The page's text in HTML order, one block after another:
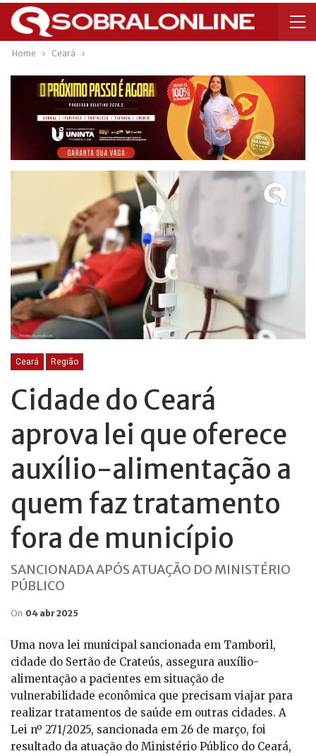
Home Ceará
Ceará Região
Cidade do Ceará
aprova lei que oferece
auxílio-alimentação a
quem faz tratamento
fora de município
SANCIONADA APÓS ATUAÇÃO DO MINISTÉRIO
PÚBLICO
On 04 abr 2025
Uma nova lei municipal sancionada em Tamboril,
cidade do Sertão de Crateús, assegura auxílio-
alimentação a pacientes em situação de
vulnerabilidade econômica que precisam viajar para
realizar tratamentos de saúde em outras cidades. A
Lei nº 271/2025, sancionada em 26 de março, foi
resultado da atuação do Ministério Público do Ceará,